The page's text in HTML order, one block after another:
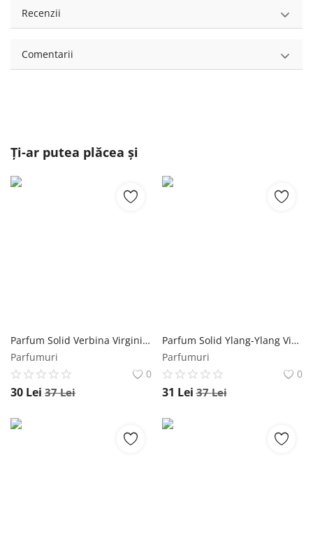
Recenzii
Comentarii
Ți-ar putea plăcea și
Parfum Solid Verbina Virginia Parfums Favisan, 10ml Favisan
Parfumuri
0
30 Lei 37Lei
Parfum Solid Ylang-Ylang Virginia Parfums Favisan, 10ml Favisan
Parfumuri
0
31 Lei 37Lei